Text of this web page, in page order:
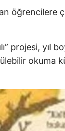
öğrencilere
projesi,
okuma